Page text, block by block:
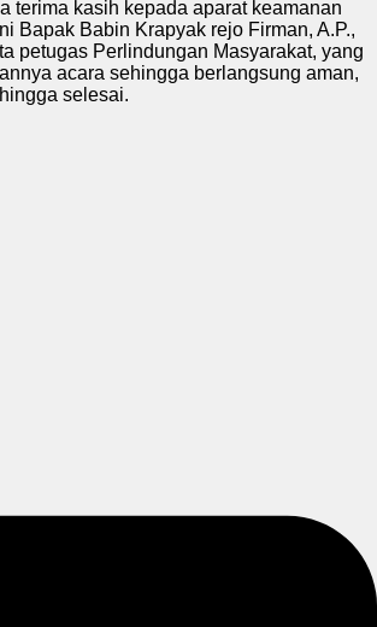
terima kasih kepada aparat keamanan
Bapak Babin Krapyak rejo Firman, A.P.,
petugas Perlindungan Masyarakat, yang
acara sehingga berlangsung aman,
selesai.